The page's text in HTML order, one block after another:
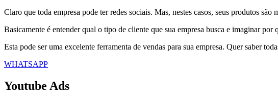
Claro que toda empresa pode ter redes sociais. Mas, nestes casos, seus produtos
Basicamente é entender qual o tipo de cliente que sua empresa busca e imaginar
Esta pode ser uma excelente ferramenta de vendas para sua empresa. Quer saber
WHATSAPP
Youtube Ads